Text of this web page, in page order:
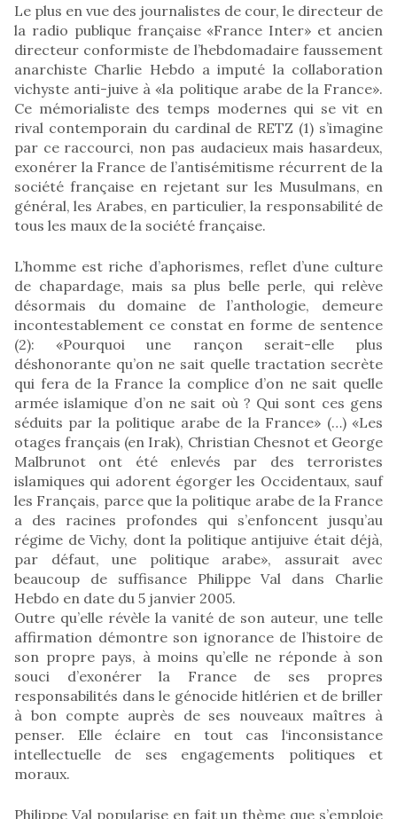
Le plus en vue des journalistes de cour, le directeur de
la radio publique française «France Inter» et ancien
directeur conformiste de l’hebdomadaire faussement
anarchiste Charlie Hebdo a imputé la collaboration
vichyste anti-juive à «la politique arabe de la France».
Ce mémorialiste des temps modernes qui se vit en
rival contemporain du cardinal de RETZ (1) s’imagine
par ce raccourci, non pas audacieux mais hasardeux,
exonérer la France de l’antisémitisme récurrent de la
société française en rejetant sur les Musulmans, en
général, les Arabes, en particulier, la responsabilité de
tous les maux de la société française.
L’homme est riche d’aphorismes, reflet d’une culture
de chapardage, mais sa plus belle perle, qui relève
désormais du domaine de l’anthologie, demeure
incontestablement ce constat en forme de sentence
(2): «Pourquoi une rançon serait-elle plus
déshonorante qu’on ne sait quelle tractation secrète
qui fera de la France la complice d’on ne sait quelle
armée islamique d’on ne sait où ? Qui sont ces gens
séduits par la politique arabe de la France» (…) «Les
otages français (en Irak), Christian Chesnot et George
Malbrunot ont été enlevés par des terroristes
islamiques qui adorent égorger les Occidentaux, sauf
les Français, parce que la politique arabe de la France
a des racines profondes qui s’enfoncent jusqu’au
régime de Vichy, dont la politique antijuive était déjà,
par défaut, une politique arabe», assurait avec
beaucoup de suffisance Philippe Val dans Charlie
Hebdo en date du 5 janvier 2005.
Outre qu’elle révèle la vanité de son auteur, une telle
affirmation démontre son ignorance de l’histoire de
son propre pays, à moins qu’elle ne réponde à son
souci d’exonérer la France de ses propres
responsabilités dans le génocide hitlérien et de briller
à bon compte auprès de ses nouveaux maîtres à
penser. Elle éclaire en tout cas l‘inconsistance
intellectuelle de ses engagements politiques et
moraux.
Philippe Val popularise en fait un thème que s’emploie